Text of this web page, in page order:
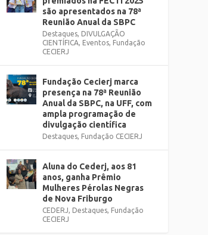
são apresentados na 78ª
Reunião Anual da SBPC
Destaques, DIVULGAÇÃO
CIENTÍFICA, Eventos, Fundação
CECIERJ
Fundação Cecierj marca
presença na 78ª Reunião
Anual da SBPC, na UFF, com
ampla programação de
divulgação científica
Destaques, Fundação CECIERJ
Aluna do Cederj, aos 81
anos, ganha Prêmio
Mulheres Pérolas Negras
de Nova Friburgo
CEDERJ, Destaques, Fundação
CECIERJ